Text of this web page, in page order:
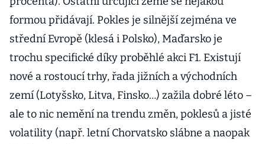
formou přidávají. Pokles je silnější zejména ve
střední Evropě (klesá i Polsko), Maďarsko je
trochu specifické díky proběhlé akci F1. Existují
nové a rostoucí trhy, řada jižních a východních
zemí (Lotyšsko, Litva, Finsko…) zažila dobré léto –
ale to nic nemění na trendu změn, poklesů a jisté
volatility (např. letní Chorvatsko slábne a naopak